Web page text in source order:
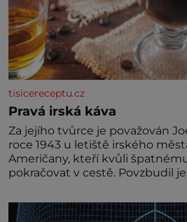
tisicereceptu.cz
Pravá irská káva
Za jejího tvůrce je považován
roce 1943 u letiště irského
Američany, kteří kvůli
pokračovat v cestě.